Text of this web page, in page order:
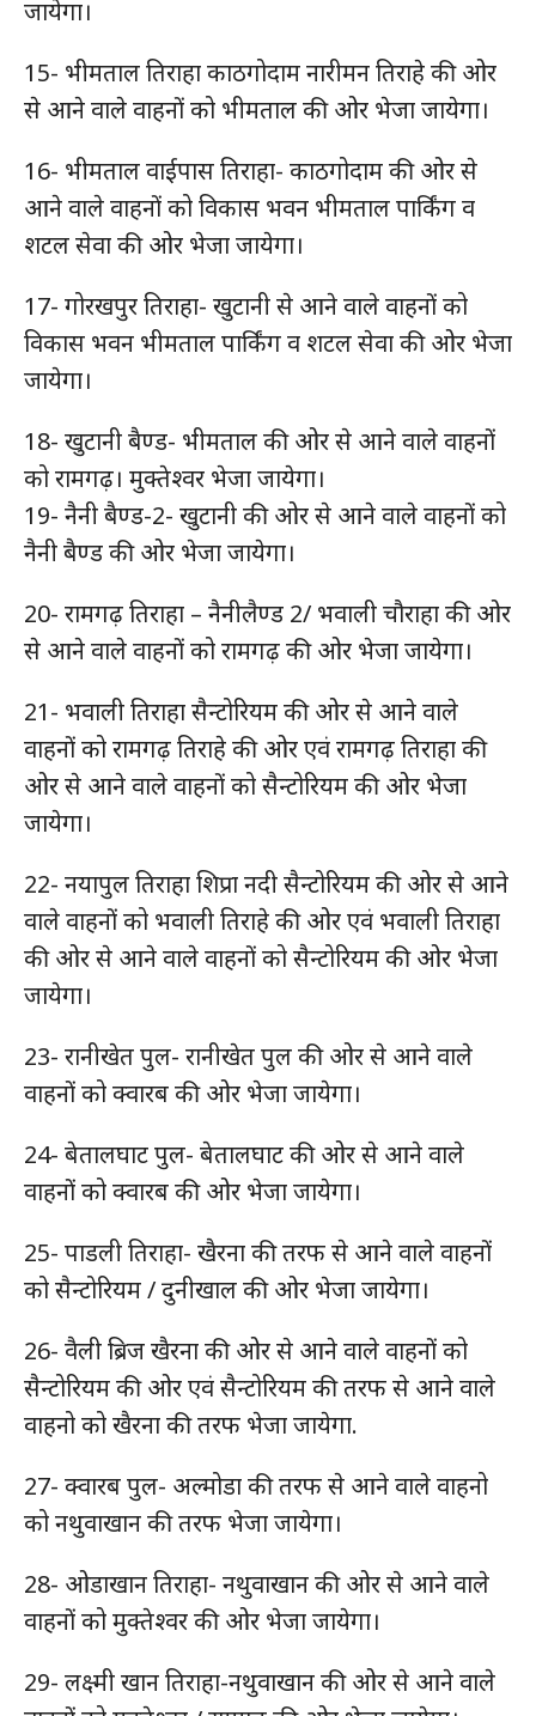
जायेगा।
15- भीमताल तिराहा काठगोदाम नारीमन तिराहे की ओर
से आने वाले वाहनों को भीमताल की ओर भेजा जायेगा।
16- भीमताल वाईपास तिराहा- काठगोदाम की ओर से
आने वाले वाहनों को विकास भवन भीमताल पार्किंग व
शटल सेवा की ओर भेजा जायेगा।
17- गोरखपुर तिराहा- खुटानी से आने वाले वाहनों को
विकास भवन भीमताल पार्किंग व शटल सेवा की ओर भेजा
जायेगा।
18- खुटानी बैण्ड- भीमताल की ओर से आने वाले वाहनों
को रामगढ़। मुक्तेश्वर भेजा जायेगा।
19- नैनी बैण्ड-2- खुटानी की ओर से आने वाले वाहनों को
नैनी बैण्ड की ओर भेजा जायेगा।
20- रामगढ़ तिराहा – नैनीलैण्ड 2/ भवाली चौराहा की ओर
से आने वाले वाहनों को रामगढ़ की ओर भेजा जायेगा।
21- भवाली तिराहा सैन्टोरियम की ओर से आने वाले
वाहनों को रामगढ़ तिराहे की ओर एवं रामगढ़ तिराहा की
ओर से आने वाले वाहनों को सैन्टोरियम की ओर भेजा
जायेगा।
22- नयापुल तिराहा शिप्रा नदी सैन्टोरियम की ओर से आने
वाले वाहनों को भवाली तिराहे की ओर एवं भवाली तिराहा
की ओर से आने वाले वाहनों को सैन्टोरियम की ओर भेजा
जायेगा।
23- रानीखेत पुल- रानीखेत पुल की ओर से आने वाले
वाहनों को क्वारब की ओर भेजा जायेगा।
24- बेतालघाट पुल- बेतालघाट की ओर से आने वाले
वाहनों को क्वारब की ओर भेजा जायेगा।
25- पाडली तिराहा- खैरना की तरफ से आने वाले वाहनों
को सैन्टोरियम / दुनीखाल की ओर भेजा जायेगा।
26- वैली ब्रिज खैरना की ओर से आने वाले वाहनों को
सैन्टोरियम की ओर एवं सैन्टोरियम की तरफ से आने वाले
वाहनो को खैरना की तरफ भेजा जायेगा.
27- क्वारब पुल- अल्मोडा की तरफ से आने वाले वाहनो
को नथुवाखान की तरफ भेजा जायेगा।
28- ओडाखान तिराहा- नथुवाखान की ओर से आने वाले
वाहनों को मुक्तेश्वर की ओर भेजा जायेगा।
29- लक्ष्मी खान तिराहा-नथुवाखान की ओर से आने वाले